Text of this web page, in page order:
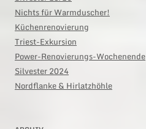
Nichts für Warmduscher!
Küchenrenovierung
Triest-Exkursion
Power-Renovierungs-Wochenende
Silvester 2024
Nordflanke & Hirlatzhöhle